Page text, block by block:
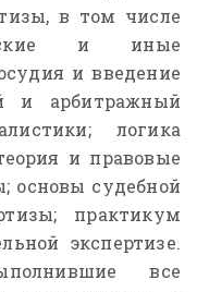
в том числе
и иные
и введение
и арбитражный
логика
и правовые
основы судебной
практикум
экспертизе.
все